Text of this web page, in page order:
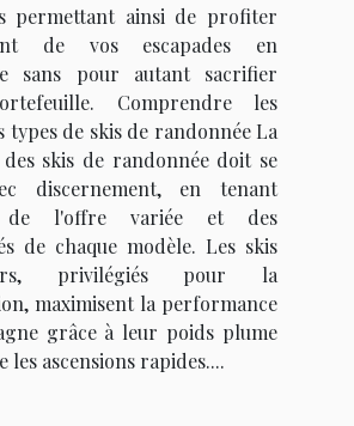
permettant ainsi de profiter
de vos escapades en
sans pour autant sacrifier
Comprendre les
types de skis de randonnée La
des skis de randonnée doit se
discernement, en tenant
de l'offre variée et des
de chaque modèle. Les skis
privilégiés pour la
maximisent la performance
grâce à leur poids plume
les ascensions rapides....